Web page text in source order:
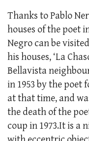
Thanks to Pablo
houses of the poet
Negro can be
his houses, ‘La
Bellavista
in 1953 by the poet
at that time, and
the death of the
coup in 1973.It is a